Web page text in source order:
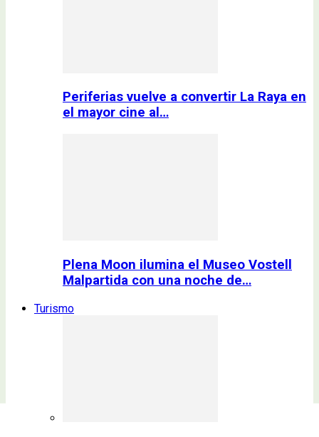
Periferias vuelve a convertir La Raya en
el mayor cine al…
Plena Moon ilumina el Museo Vostell
Malpartida con una noche de…
Turismo